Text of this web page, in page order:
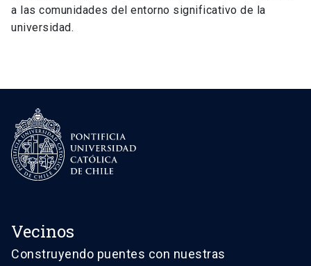
a las comunidades del entorno significativo de la
universidad.
Vecinos
Construyendo puentes con nuestras